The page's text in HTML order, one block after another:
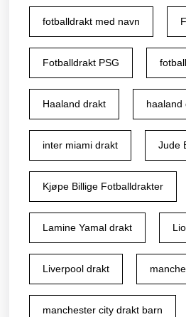
fotballdrakt med navn
Fotballdrakt PSG
Haaland drakt haaland
inter miami drakt Jude
Kjøpe Billige Fotballdrakter
Lamine Yamal drakt
Liverpool drakt
manchester city drakt barn